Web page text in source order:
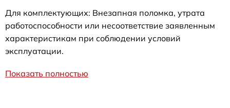
Для комплектующих: Внезапная поломка, утрата
работоспособности или несоответствие заявленным
характеристикам при соблюдении условий
эксплуатации.
Показать полностью